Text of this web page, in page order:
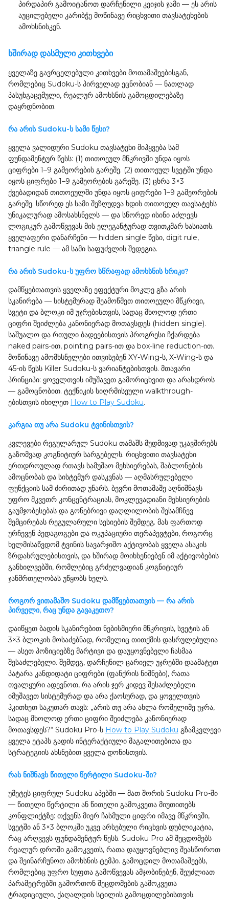
პირდაპირ გამოიტანოთ დარჩენილი კეიჯის ჯამი — ეს არის
აუცილებელი კარიბჭე მოწინავე რიცხვითი თავსატეხების
ამოხსნისკენ.
ხშირად დასმული კითხვები
ყველაზე გავრცელებული კითხვები მოთამაშეებისგან,
რომლებიც Sudoku-ს პირველად ეცნობიან — ნათლად
პასუხგაცემული, რეალურ ამოხსნის გამოცდილებაზე
დაყრდნობით.
რა არის Sudoku-ს სამი წესი?
ყველა ვალიდური Sudoku თავსატეხი მიჰყვება სამ
ფუნდამენტურ წესს: (1) თითოეულ მწკრივში უნდა იყოს
ციფრები 1–9 გამეორების გარეშე. (2) თითოეულ სვეტში უნდა
იყოს ციფრები 1–9 გამეორების გარეშე. (3) ცხრა 3×3
ქვებადიდან თითოეულში უნდა იყოს ციფრები 1–9 გამეორების
გარეშე. სწორედ ეს სამი შეზღუდვა ხდის თითოეულ თავსატეხს
უნიკალურად ამოსახსნელს — და სწორედ ისინი აძლევს
ლოგიკურ გამოწვევას მის ელეგანტურად თვითკმარ ხასიათს.
ყველაფერი დანარჩენი — hidden single წესი, digit rule,
triangle rule — ამ სამი საფუძვლის შედეგია.
რა არის Sudoku-ს უფრო სწრაფად ამოხსნის ხრიკი?
დამწყებთათვის ყველაზე ეფექტური მოკლე გზა არის
სკანირება — სისტემურად შეამოწმეთ თითოეული მწკრივი,
სვეტი და ბლოკი იმ უჯრებისთვის, სადაც მხოლოდ ერთი
ციფრი შეიძლება კანონიერად მოთავსდეს (hidden single).
საშუალო და რთული ბადეებისთვის პროგრესი ჩქარდება
naked pairs-ით, pointing pairs-ით და box-line reduction-ით.
მოწინავე ამომხსნელები ითვისებენ XY-Wing-ს, X-Wing-ს და
45-ის წესს Killer Sudoku-ს ვარიანტებისთვის. მთავარი
პრინციპი: ყოველთვის იმუშავეთ გამორიცხვით და არასდროს
— გამოცნობით. ტექნიკის სიღრმისეული walkthrough-
ებისთვის იხილეთ How to Play Sudoku.
კარგია თუ არა Sudoku ტვინისთვის?
კვლევები რეგულარულ Sudoku თამაშს მუდმივად უკავშირებს
გაზომვად კოგნიტიურ სარგებელს. რიცხვითი თავსატეხი
ერთდროულად რთავს სამუშაო მეხსიერებას, შაბლონების
ამოცნობას და სისტემურ დასკვნას — აღმასრულებელი
ფუნქციის სამ ძირითად უნარს. ბევრი მოთამაშე აღნიშნავს
უფრო მკვეთრ კონცენტრაციას, მოკლევადიანი მეხსიერების
გაუმჯობესებას და გონებრივი დაღლილობის შესამჩნევ
შემცირებას რეგულარული სესიების შემდეგ. მას ფართოდ
ურჩევენ პედაგოგები და ოკუპაციური თერაპევტები, როგორც
ხელმისაწვდომ ტვინის სავარჯიშო აქტივობას ყველა ასაკის
ზრდასრულებისთვის, და ხშირად მოიხსენიებენ იმ აქტივობების
განხილვებში, რომლებიც გრძელვადიან კოგნიტიურ
ჯანმრთელობას უწყობს ხელს.
როგორ ვითამაშო Sudoku დამწყებთათვის — რა არის
პირველი, რაც უნდა გავაკეთო?
დაიწყეთ ბადის სკანირებით ნებისმიერი მწკრივის, სვეტის ან
3×3 ბლოკის მოსაძებნად, რომელიც თითქმის დასრულებულია
— ასეთ პოზიციებზე მარტივი და დაუყოვნებელი ჩასმაა
შესაძლებელი. შემდეგ, დარჩენილ ცარიელ უჯრებში დაამატეთ
პატარა კანდიდატი ციფრები (ფანქრის ნიშნები), რათა
თვალყური ადევნოთ, რა არის ჯერ კიდევ შესაძლებელი.
იმუშავეთ სისტემურად და არა ქაოსურად, და ყოველთვის
ჰკითხეთ საკუთარ თავს: „არის თუ არა ახლა რომელიმე უჯრა,
სადაც მხოლოდ ერთი ციფრი შეიძლება კანონიერად
მოთავსდეს?“ Sudoku Pro-ს How to Play Sudoku გზამკვლევი
ყველა ეტაპს გადის ინტერაქტიული მაგალითებითა და
სტრატეგიის ახსნებით ყველა დონისთვის.
რას ნიშნავს წითელი წერტილი Sudoku-ში?
უმეტეს ციფრულ Sudoku აპებში — მათ შორის Sudoku Pro-ში
— წითელი წერტილი ან წითელი გამოკვეთა მიუთითებს
კონფლიქტზე: თქვენს მიერ ჩასმული ციფრი იმავე მწკრივში,
სვეტში ან 3×3 ბლოკში უკვე არსებული რიცხვის დუბლიკატია,
რაც არღვევს ფუნდამენტურ წესს. Sudoku Pro ამ შეცდომებს
რეალურ დროში გამოკვეთს, რათა დაუყოვნებლივ შეასწოროთ
და შეინარჩუნოთ ამოხსნის ტემპი. გამოცდილ მოთამაშეებს,
რომლებიც უფრო სუფთა გამოწვევას ამჯობინებენ, შეუძლიათ
პარამეტრებში გამორთონ შეცდომების გამოკვეთა
ტრადიციული, ქაღალდის სტილის გამოცდილებისთვის.